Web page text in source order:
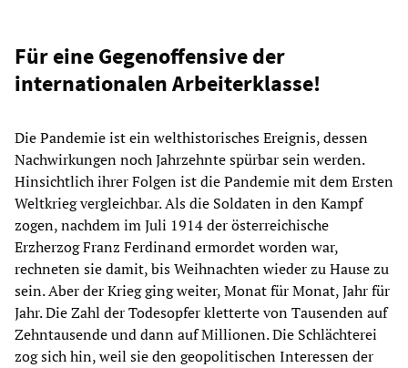
Für eine Gegenoffensive der
internationalen Arbeiterklasse!
Die Pandemie ist ein welthistorisches Ereignis, dessen
Nachwirkungen noch Jahrzehnte spürbar sein werden.
Hinsichtlich ihrer Folgen ist die Pandemie mit dem Ersten
Weltkrieg vergleichbar. Als die Soldaten in den Kampf
zogen, nachdem im Juli 1914 der österreichische
Erzherzog Franz Ferdinand ermordet worden war,
rechneten sie damit, bis Weihnachten wieder zu Hause zu
sein. Aber der Krieg ging weiter, Monat für Monat, Jahr für
Jahr. Die Zahl der Todesopfer kletterte von Tausenden auf
Zehntausende und dann auf Millionen. Die Schlächterei
zog sich hin, weil sie den geopolitischen Interessen der